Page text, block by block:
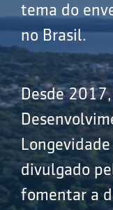
tema do
no Brasil.
Desde
divulgado
fomentar a